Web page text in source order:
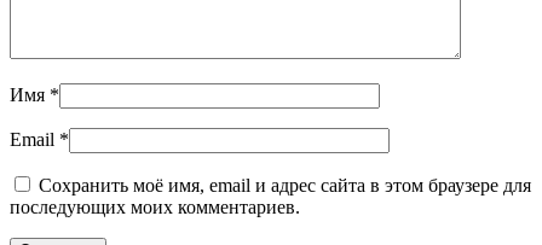
Имя *
Email *
Сохранить моё имя, email и адрес сайта в этом браузере для
последующих моих комментариев.